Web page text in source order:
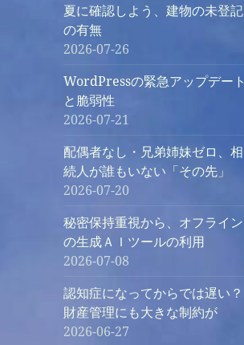
夏に確認しよう、建物の未登記
の有無
2026-07-26
WordPressの緊急アップデート
と脆弱性
2026-07-21
配偶者なし・兄弟姉妹ゼロ、相
続人が誰もいない「その先」
2026-07-20
秘密保持重視から、オフライン
の生成ＡＩツールの利用
2026-07-08
認知症になってからでは遅い？
財産管理にも大きな制約が
2026-06-27